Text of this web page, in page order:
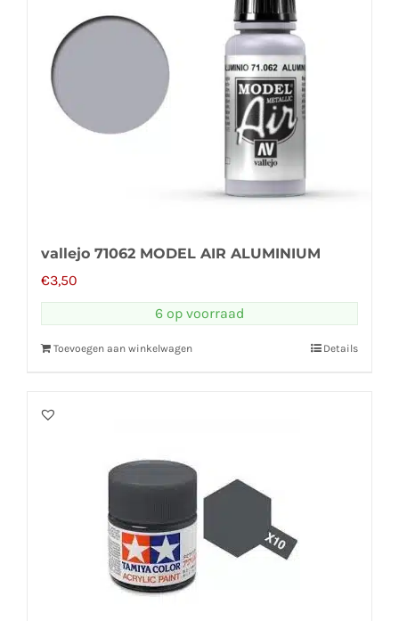
vallejo 71062 MODEL AIR ALUMINIUM
€3,50
6 op voorraad
Toevoegen aan winkelwagen Details